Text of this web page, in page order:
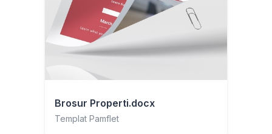
Brosur Properti.docx
Templat Pamflet